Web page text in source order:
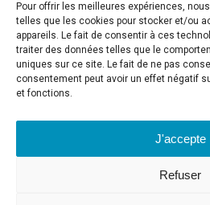
Pour offrir les meilleures expériences,
telles que les cookies pour stocker et/ou
appareils. Le fait de consentir à ces
traiter des données telles que le
uniques sur ce site. Le fait de ne pas
consentement peut avoir un effet négatif
et fonctions.
J'accepte
Refuser
Instagram Facebook
-